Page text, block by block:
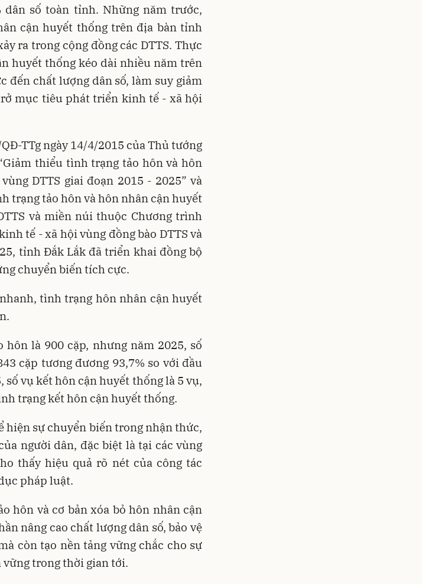
dân số toàn tỉnh. Những năm trước,
cận huyết thống trên địa bàn tỉnh
ra trong cộng đồng các DTTS. Thực
huyết thống kéo dài nhiều năm trên
đến chất lượng dân số, làm suy giảm
mục tiêu phát triển kinh tế - xã hội
TTg ngày 14/4/2015 của Thủ tướng
thiểu tình trạng tảo hôn và hôn
DTTS giai đoạn 2015 - 2025” và
trạng tảo hôn và hôn nhân cận huyết
và miền núi thuộc Chương trình
tế - xã hội vùng đồng bào DTTS và
tỉnh Đắk Lắk đã triển khai đồng bộ
chuyển biến tích cực.
tình trạng hôn nhân cận huyết
hôn là 900 cặp, nhưng năm 2025, số
cặp tương đương 93,7% so với đầu
số vụ kết hôn cận huyết thống là 5 vụ,
trạng kết hôn cận huyết thống.
hiện sự chuyển biến trong nhận thức,
người dân, đặc biệt là tại các vùng
thấy hiệu quả rõ nét của công tác
pháp luật.
hôn và cơ bản xóa bỏ hôn nhân cận
nâng cao chất lượng dân số, bảo vệ
còn tạo nền tảng vững chắc cho sự
trong thời gian tới.